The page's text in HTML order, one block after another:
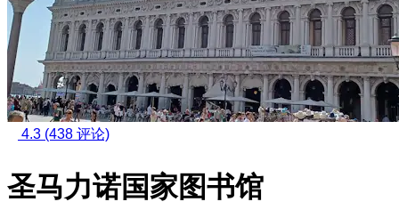
4.3 (438 评论)
圣马力诺国家图书馆